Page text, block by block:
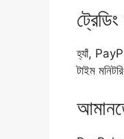
হ্যাঁ,
টাইম